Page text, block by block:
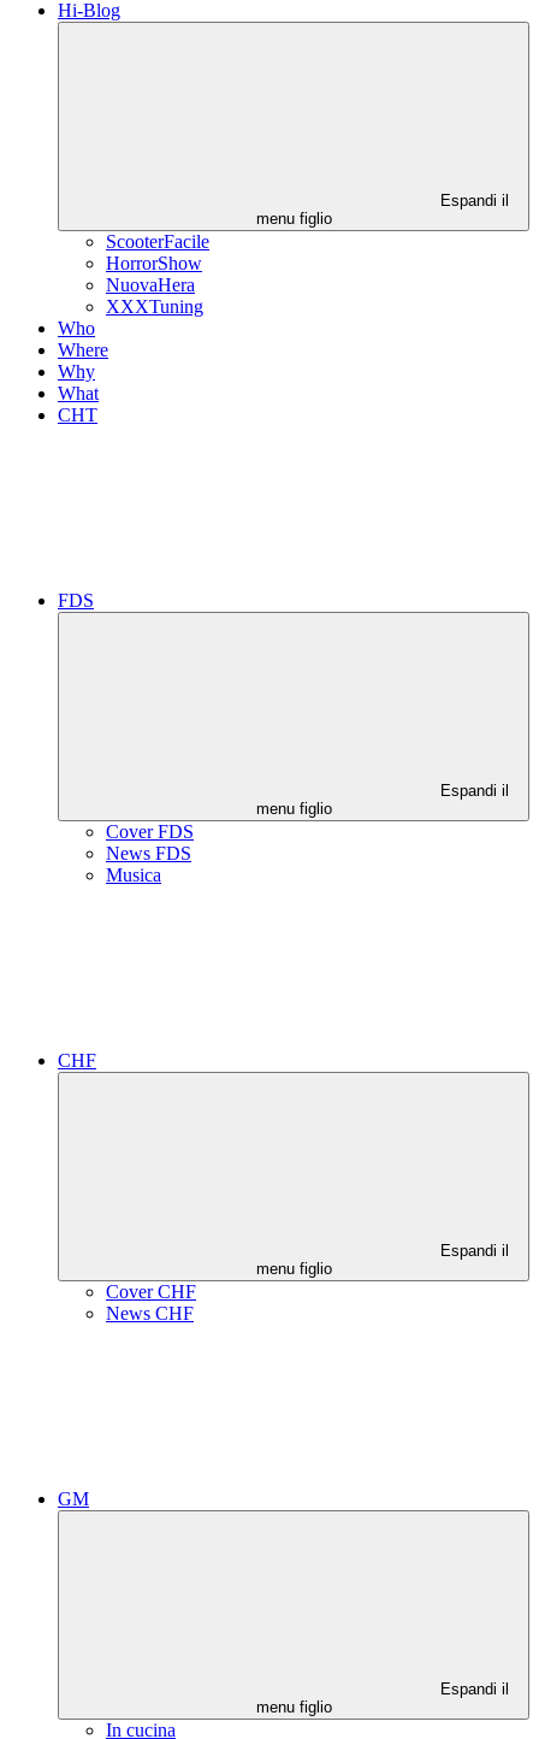
Hi-Blog
Espandi il
menu figlio
ScooterFacile
HorrorShow
NuovaHera
XXXTuning
Who
Where
Why
What
CHT
FDS
Espandi il
menu figlio
Cover FDS
News FDS
Musica
CHF
Espandi il
menu figlio
Cover CHF
News CHF
GM
Espandi il
menu figlio
In cucina